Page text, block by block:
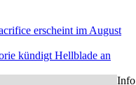
erscheint im August
kündigt Hellblade an
Info